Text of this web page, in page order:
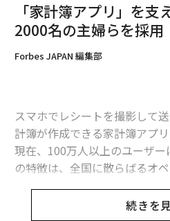
「家計簿アプリ」を
2000名の主婦らを採用
Forbes JAPAN 編集部
スマホでレシートを撮影して
計簿が作成できる家計簿アプ
現在、100万人以上のユーザー
の特徴は、全国に散らばるオ
内容を目視で確認し、手作業
続きを